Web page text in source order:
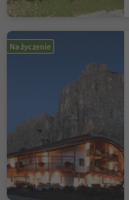
Na życzenie